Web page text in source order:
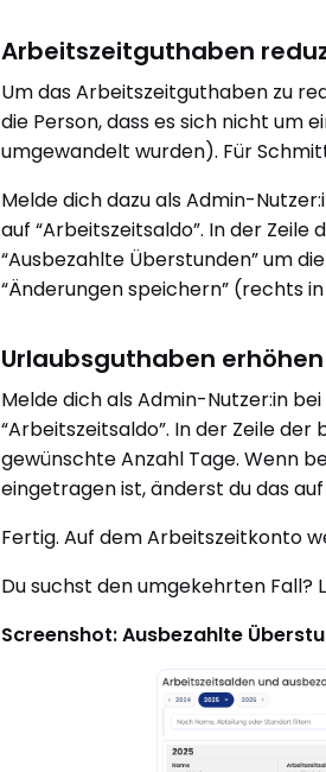
Arbeitszeitguthaben
Um das Arbeitszeitguthaben zu
die Person, dass es sich nicht um
umgewandelt wurden). Für
Melde dich dazu als Admin-
auf “Arbeitszeitsaldo”. In der
“Ausbezahlte Überstunden” um
“Änderungen speichern” (rechts
Urlaubsguthaben erhöhen
Melde dich als Admin-Nutzer:in
“Arbeitszeitsaldo”. In der Zeile
gewünschte Anzahl Tage. Wenn
eingetragen ist, änderst du das auf
Fertig. Auf dem Arbeitszeitkonto
Du suchst den umgekehrten Fall?
Screenshot: Ausbezahlte